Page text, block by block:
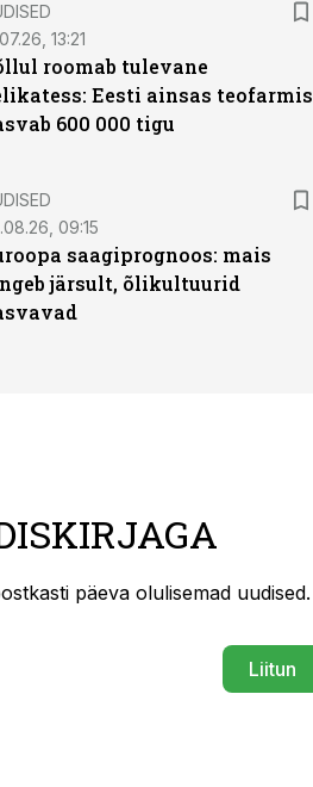
13:21
roomab tulevane
Eesti ainsas teofarmis
600 000 tigu
09:15
saagiprognoos: mais
järsult, õlikultuurid
päeva olulisemad uudised.
Liitun